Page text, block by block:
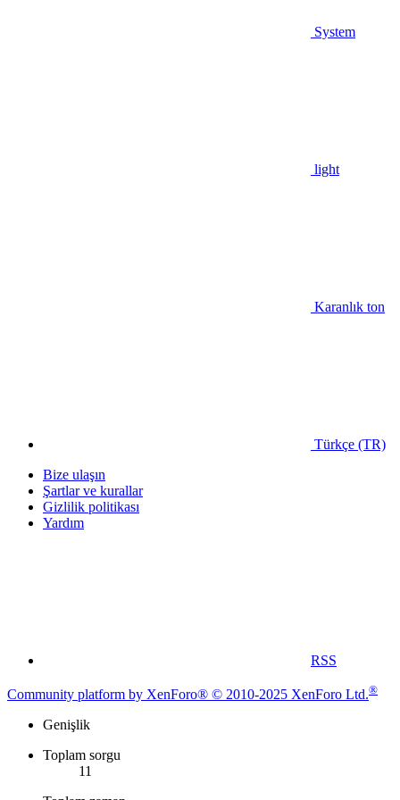
System
light
Karanlık ton
Türkçe (TR)
Bize ulaşın
Şartlar ve kurallar
Gizlilik politikası
Yardım
RSS
Community platform by XenForo® © 2010-2025 XenForo Ltd.®
Genişlik
Toplam sorgu
11